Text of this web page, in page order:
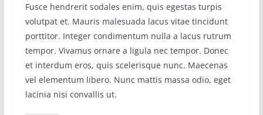
Fusce hendrerit sodales enim, quis egestas turpis
volutpat et. Mauris malesuada lacus vitae tincidunt
porttitor. Integer condimentum nulla a lacus rutrum
tempor. Vivamus ornare a ligula nec tempor. Donec
et interdum eros, quis scelerisque nunc. Maecenas
vel elementum libero. Nunc mattis massa odio, eget
lacinia nisi convallis ut.